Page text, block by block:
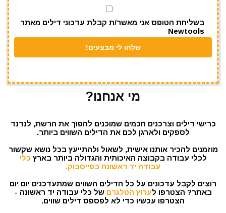
בשליחת הטופס אני מאשר/ת קבלת עדכוני דילים מאתר
Newtools
מי אנחנו?
כרישי דילים וצרכנים חכמים שמוכנים להפוך את הרשת, לנדנד
לספקים ולארגן לכם את הדילים השווים ביותר.
מוזמנים להכיר אותנו אישית, לשאול ולהתייעץ בכל נושא שקשור
לכלי עבודה בקבוצה האיכותית והגדולה ביותר בארץ כלי
עבודה יד ראשונה בפייסבוק.
רוצים לקבל עדכונים על כל הדילים השווים שמתעדכנים יום יום
באתר? הצטרפו לערוץ הטלגרם של כלי עבודה יד ראשונה -
הצטרפו עכשיו כדי לא לפספס דילים שווים.